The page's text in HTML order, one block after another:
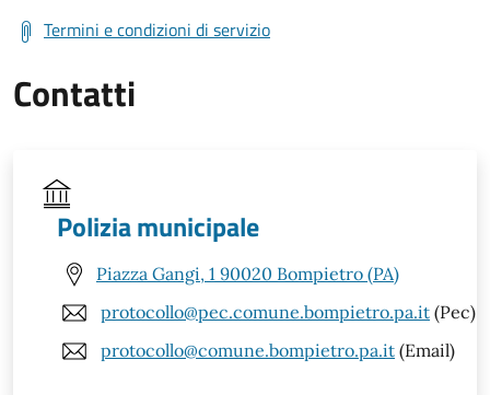
Termini e condizioni di servizio
Contatti
Polizia municipale
Piazza Gangi, 1 90020 Bompietro (PA)
protocollo@pec.comune.bompietro.pa.it (Pec)
protocollo@comune.bompietro.pa.it (Email)